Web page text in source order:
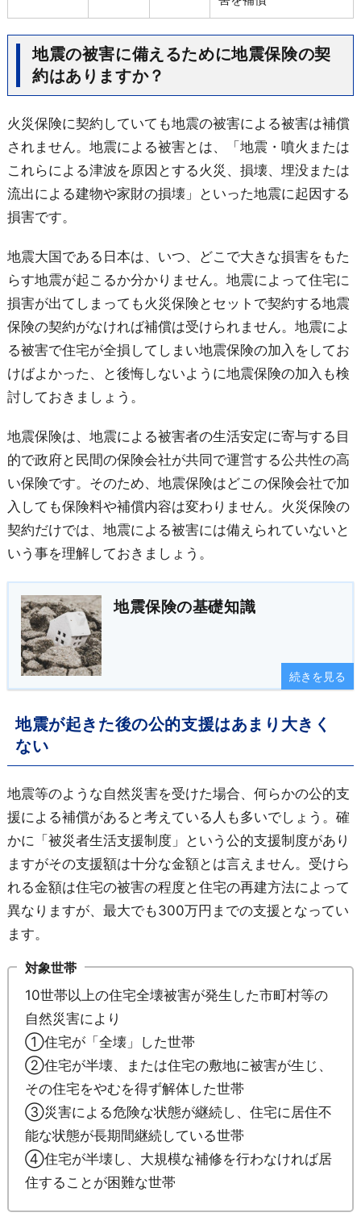
地震の被害に備えるために地震保険の契
約はありますか？
火災保険に契約していても地震の被害による被害は補償
されません。地震による被害とは、「地震・噴火または
これらによる津波を原因とする火災、損壊、埋没または
流出による建物や家財の損壊」といった地震に起因する
損害です。
地震大国である日本は、いつ、どこで大きな損害をもた
らす地震が起こるか分かりません。地震によって住宅に
損害が出てしまっても火災保険とセットで契約する地震
保険の契約がなければ補償は受けられません。地震によ
る被害で住宅が全損してしまい地震保険の加入をしてお
けばよかった、と後悔しないように地震保険の加入も検
討しておきましょう。
地震保険は、地震による被害者の生活安定に寄与する目
的で政府と民間の保険会社が共同で運営する公共性の高
い保険です。そのため、地震保険はどこの保険会社で加
入しても保険料や補償内容は変わりません。火災保険の
契約だけでは、地震による被害には備えられていないと
いう事を理解しておきましょう。
地震保険の基礎知識
続きを見る
地震が起きた後の公的支援はあまり大きく
ない
地震等のような自然災害を受けた場合、何らかの公的支
援による補償があると考えている人も多いでしょう。確
かに「被災者生活支援制度」という公的支援制度があり
ますがその支援額は十分な金額とは言えません。受けら
れる金額は住宅の被害の程度と住宅の再建方法によって
異なりますが、最大でも300万円までの支援となってい
ます。
対象世帯
10世帯以上の住宅全壊被害が発生した市町村等の
自然災害により
①住宅が「全壊」した世帯
②住宅が半壊、または住宅の敷地に被害が生じ、
その住宅をやむを得ず解体した世帯
③災害による危険な状態が継続し、住宅に居住不
能な状態が長期間継続している世帯
④住宅が半壊し、大規模な補修を行わなければ居
住することが困難な世帯